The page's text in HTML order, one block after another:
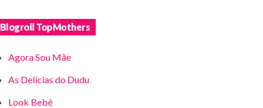
Blogroll TopMothers
Agora Sou Mãe
As Delícias do Dudu
Look Bebê